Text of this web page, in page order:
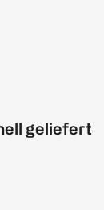
geliefert